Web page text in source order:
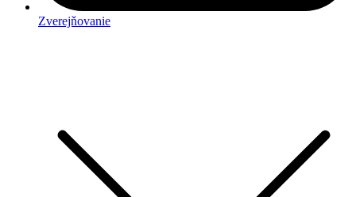
Zverejňovanie